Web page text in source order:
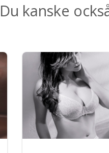
Du kanske